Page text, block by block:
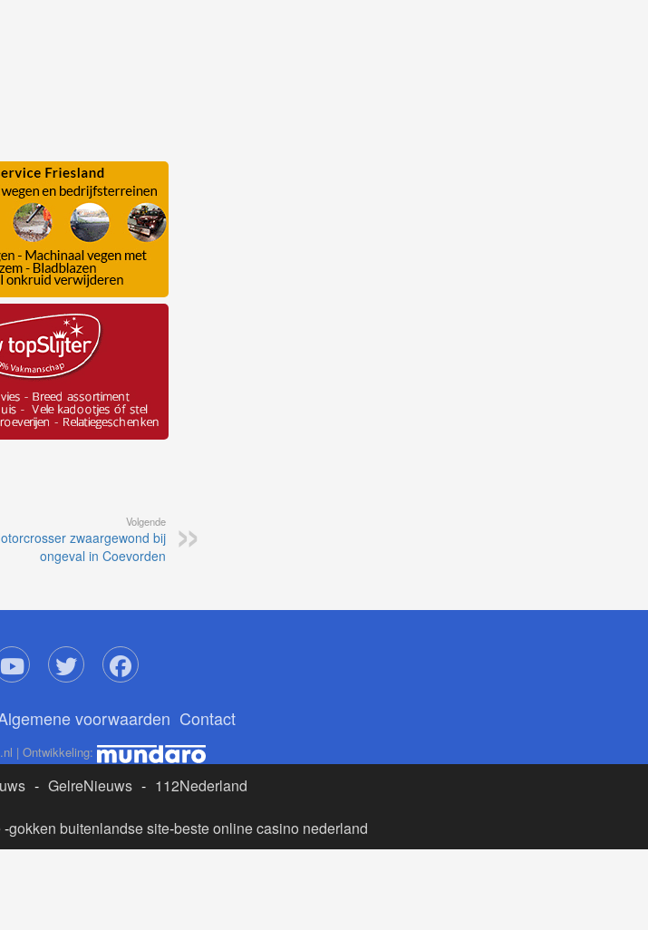
Volgende
zwaargewond bij
ongeval in Coevorden
voorwaarden Contact
| Ontwikkeling:
- GelreNieuws - 112Nederland
-gokken buitenlandse site-beste online casino nederland